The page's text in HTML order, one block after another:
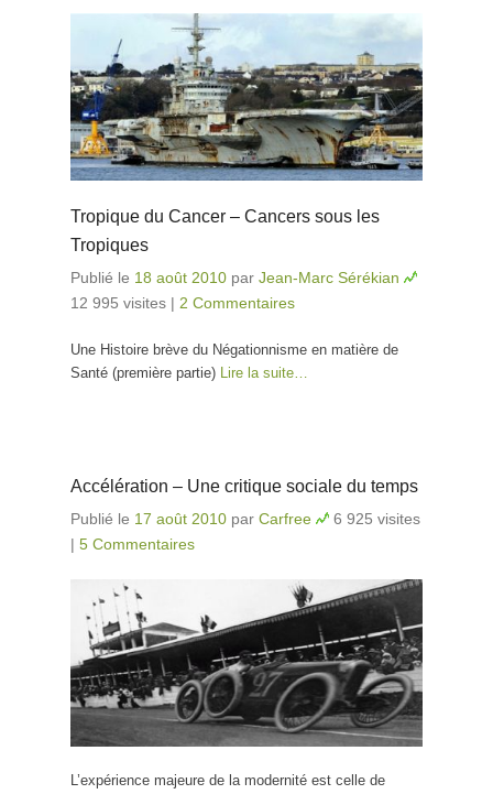
Tropique du Cancer – Cancers sous les
Tropiques
Publié le 18 août 2010 par Jean-Marc Sérékian
12 995 visites | 2 Commentaires
Une Histoire brève du Négationnisme en matière de
Santé (première partie)
Lire la suite…
Accélération – Une critique sociale du temps
Publié le 17 août 2010 par Carfree
6 925 visites
| 5 Commentaires
L’expérience majeure de la modernité est celle de